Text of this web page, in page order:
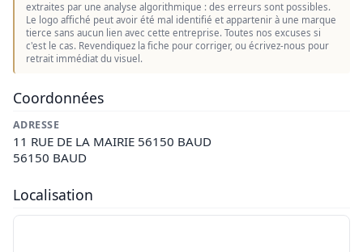
extraites par une analyse algorithmique : des erreurs sont possibles.
Le logo affiché peut avoir été mal identifié et appartenir à une marque
tierce sans aucun lien avec cette entreprise. Toutes nos excuses si
c'est le cas. Revendiquez la fiche pour corriger, ou écrivez-nous pour
retrait immédiat du visuel.
Coordonnées
ADRESSE
11 RUE DE LA MAIRIE 56150 BAUD
56150 BAUD
Localisation